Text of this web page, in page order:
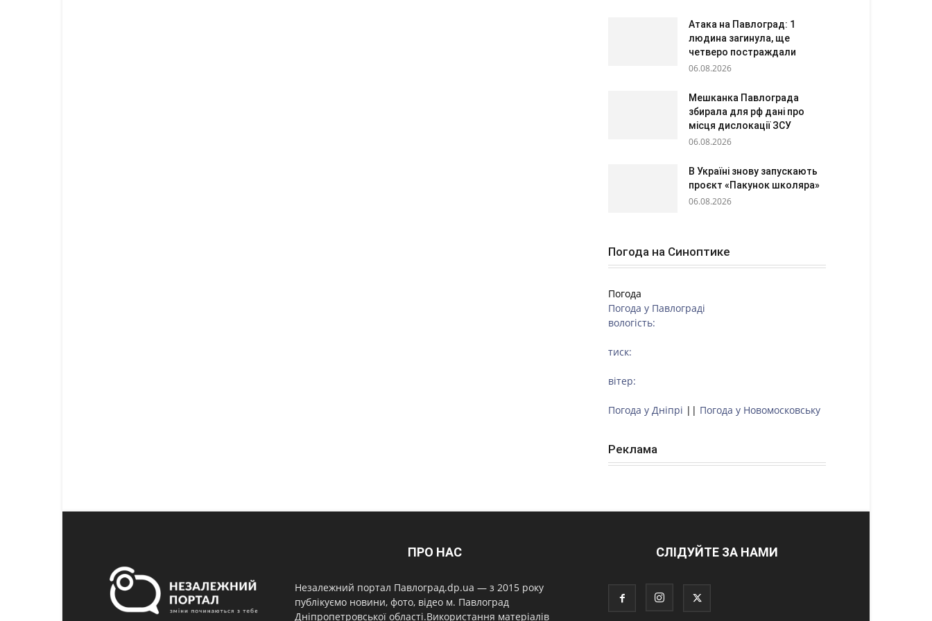
Атака на Павлоград: 1
людина загинула, ще
четверо постраждали
06.08.2026
Мешканка Павлограда
збирала для рф дані про
місця дислокації ЗСУ
06.08.2026
В Україні знову запускають
проєкт «Пакунок школяра»
06.08.2026
Погода на Синоптике
Погода
Погода у Павлограді
вологість:
тиск:
вітер:
Погода у Дніпрі || Погода у Новомосковську
Реклама
ПРО НАС
Незалежний портал Павлоград.dp.ua — з 2015 року
публікуємо новини, фото, відео м. Павлоград
Дніпропетровської області.Використання матеріалів
СЛІДУЙТЕ ЗА НАМИ